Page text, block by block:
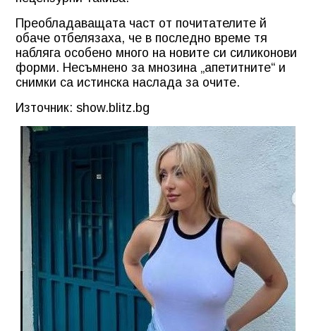
Преобладаващата част от почитателите й
обаче отбелязаха, че в последно време тя
набляга особено много на новите си силиконови
форми. Несъмнено за мнозина „апетитните“ и
снимки са истинска наслада за очите.
Източник: show.blitz.bg